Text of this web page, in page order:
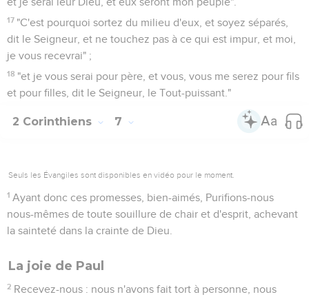
17 "C'est pourquoi sortez du milieu d'eux, et soyez séparés,
dit le Seigneur, et ne touchez pas à ce qui est impur, et moi,
je vous recevrai" ;
18 "et je vous serai pour père, et vous, vous me serez pour fils
et pour filles, dit le Seigneur, le Tout-puissant."
2 Corinthiens 7
Seuls les Évangiles sont disponibles en vidéo pour le moment.
1 Ayant donc ces promesses, bien-aimés, Purifions-nous
nous-mêmes de toute souillure de chair et d'esprit, achevant
la sainteté dans la crainte de Dieu.
La joie de Paul
2 Recevez-nous : nous n'avons fait tort à personne, nous